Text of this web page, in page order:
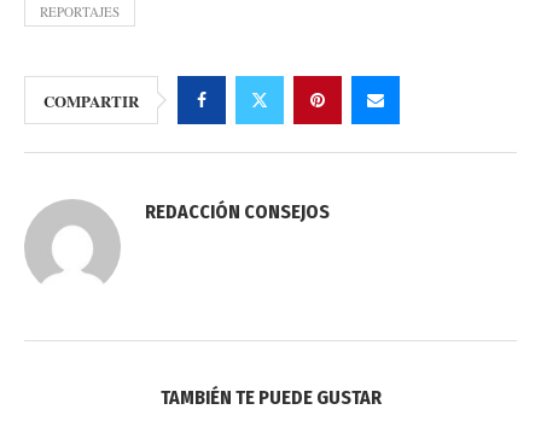
REPORTAJES
COMPARTIR
REDACCIÓN CONSEJOS
TAMBIÉN TE PUEDE GUSTAR